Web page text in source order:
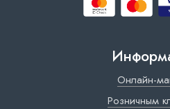
Онлайн-
Розничным